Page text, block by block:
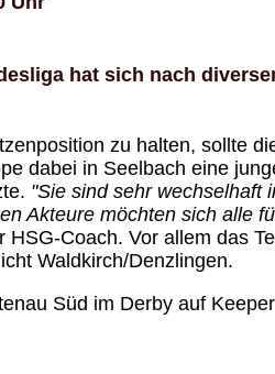
hat sich nach
zu halten, sollte
dabei in Seelbach eine
"Sie sind sehr wechselhaft
Akteure möchten sich alle
HSG-Coach. Vor allem das
Waldkirch/Denzlingen.
Süd im Derby auf